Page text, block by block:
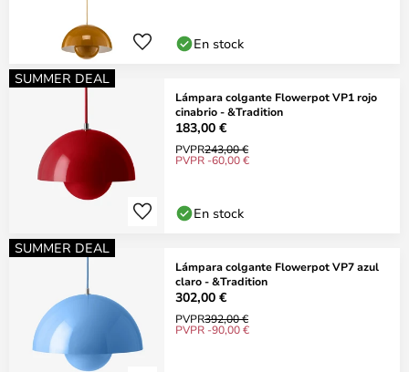
En stock
SUMMER DEAL
Lámpara colgante Flowerpot VP1 rojo
cinabrio - &Tradition
183,00 €
PVPR243,00 €
PVPR -60,00 €
En stock
SUMMER DEAL
Lámpara colgante Flowerpot VP7 azul
claro - &Tradition
302,00 €
PVPR392,00 €
PVPR -90,00 €